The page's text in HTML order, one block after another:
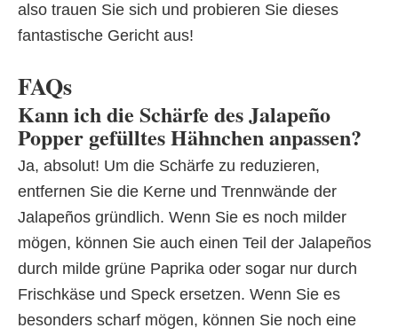
also trauen Sie sich und probieren Sie dieses
fantastische Gericht aus!
FAQs
Kann ich die Schärfe des Jalapeño
Popper gefülltes Hähnchen anpassen?
Ja, absolut! Um die Schärfe zu reduzieren,
entfernen Sie die Kerne und Trennwände der
Jalapeños gründlich. Wenn Sie es noch milder
mögen, können Sie auch einen Teil der Jalapeños
durch milde grüne Paprika oder sogar nur durch
Frischkäse und Speck ersetzen. Wenn Sie es
besonders scharf mögen, können Sie noch eine